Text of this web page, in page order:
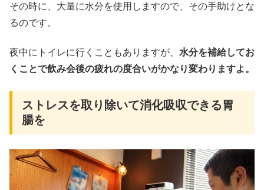
その時に、大量に水分を使用しますので、その手助けとな
るのです。
夜中にトイレに行くこともありますが、 水分を補給してお
くことで飲み会後の疲れの度合いがかなり変わりますよ。
ストレスを取り除いて消化吸収できる胃
腸を